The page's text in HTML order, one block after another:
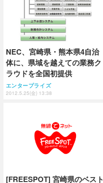
NEC、宮崎県・熊本県4自治
体に、県域を越えての業務ク
ラウドを全国初提供
エンタープライズ
2012.5.25(金) 13:38
[FREESPOT] 宮崎県のベスト